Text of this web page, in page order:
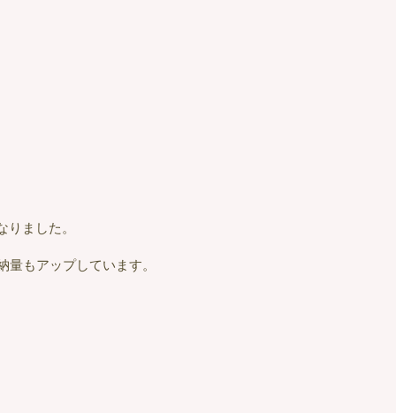
ました。
もアップしています。